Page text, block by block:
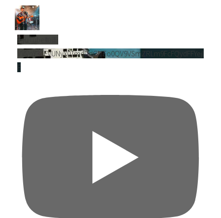
YouTube動画
VVVnY3dFVUNyY01mdDdGMEo0QV9VSmZRLm9FcFQydFFYejl
F